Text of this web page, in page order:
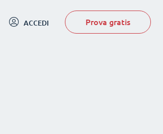
ACCEDI Prova gratis